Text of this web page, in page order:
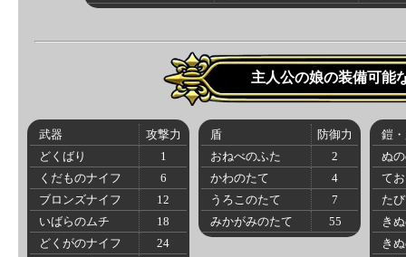
主人公の娘の装備可能
武器
攻撃力
どくばり
1
くだものナイフ
6
ブロンズナイフ
12
いばらのムチ
18
どくがのナイフ
24
盾
防御力
おねべのふた
2
かわのたて
4
うろこのたて
7
みかがみのたて
55
鎧
ぬ
て
た
き
き